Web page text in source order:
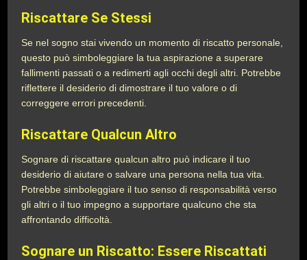
Riscattare Se Stessi
Se nel sogno stai vivendo un momento di riscatto personale,
questo può simboleggiare la tua aspirazione a superare
fallimenti passati o a redimerti agli occhi degli altri. Potrebbe
riflettere il desiderio di dimostrare il tuo valore o di
correggere errori precedenti.
Riscattare Qualcun Altro
Sognare di riscattare qualcun altro può indicare il tuo
desiderio di aiutare o salvare una persona nella tua vita.
Potrebbe simboleggiare il tuo senso di responsabilità verso
gli altri o il tuo impegno a supportare qualcuno che sta
affrontando difficoltà.
Sognare un Riscatto: Essere Riscattati